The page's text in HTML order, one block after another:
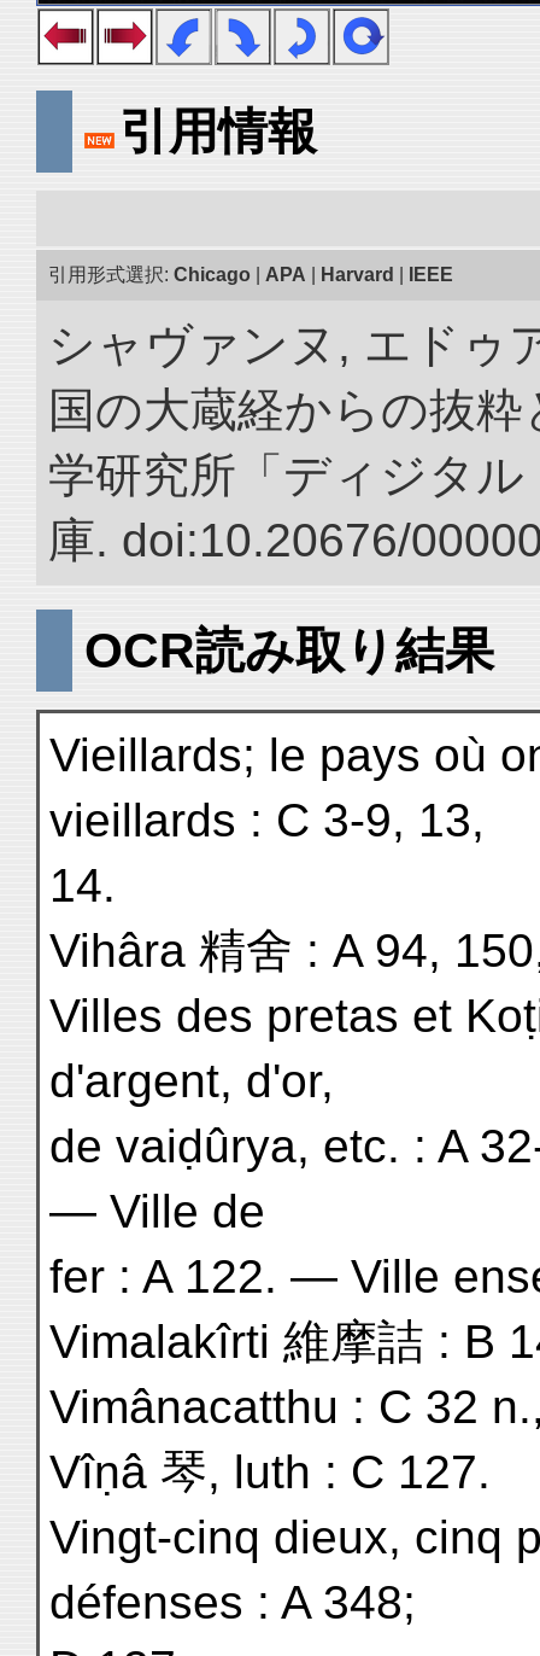
引用情報
引用形式選択: Chicago APA Harvard IEEE
シャヴァンヌ, エドゥ
国の大蔵経からの抜
学研究所「ディジタ
庫. doi:10.20676/
OCR読み取り結果
Vieillards; le pays où
vieillards : C 3-9, 13,
14.
Vihâra 精舍 : A 94,
Villes des pretas et
d'argent, d'or,
de vaiḍûrya, etc. : A
— Ville de
fer : A 122. — Ville
Vimalakîrti 維摩詰 : B
Vimânacatthu : C 32
Vîṇâ 琴, luth : C 127.
Vingt-cinq dieux, cinq
défenses : A 348;